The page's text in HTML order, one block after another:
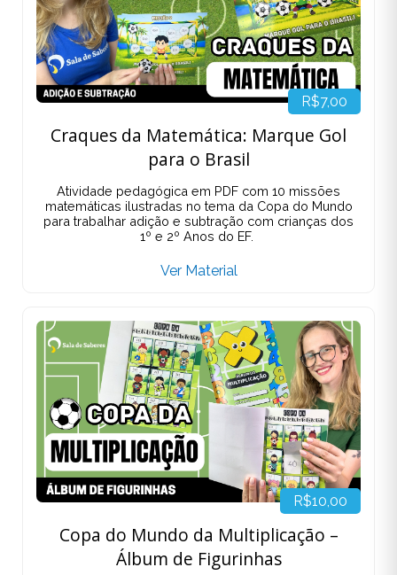
R$7,00
Craques da Matemática: Marque Gol
para o Brasil
Atividade pedagógica em PDF com 10 missões
matemáticas ilustradas no tema da Copa do Mundo
para trabalhar adição e subtração com crianças dos
1º e 2º Anos do EF.
Ver Material
R$10,00
Copa do Mundo da Multiplicação –
Álbum de Figurinhas